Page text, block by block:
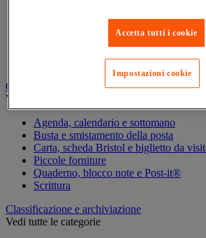
Fotocamera, videocamera e binocolo
Insonorizzazione e registrazione
Strumenti per proiezione e
Cancelleria e forniture per ufficio
Vedi tutte le categorie
Agenda, calendario e sottomano
Busta e smistamento della posta
Carta, scheda Bristol e biglietto da
Piccole forniture
Quaderno, blocco note e Post-it®
Scrittura
Classificazione e archiviazione
Vedi tutte le categorie
Accetta tutti i cookie
Impostazioni cookie